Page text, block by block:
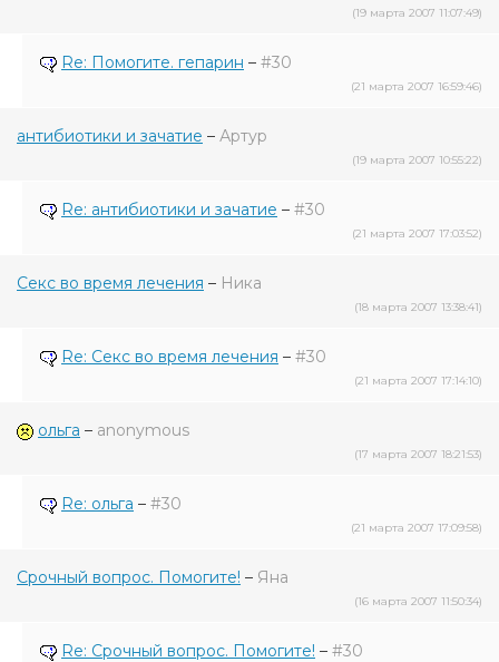
(19 марта 2007 11:07:49)
Re: Помогите. гепарин – #30
(21 марта 2007 16:59:46)
антибиотики и зачатие – Артур
(19 марта 2007 10:55:22)
Re: антибиотики и зачатие – #30
(21 марта 2007 17:03:52)
Секс во время лечения – Ника
(18 марта 2007 13:38:41)
Re: Секс во время лечения – #30
(21 марта 2007 17:14:10)
ольга – anonymous
(17 марта 2007 18:21:53)
Re: ольга – #30
(21 марта 2007 17:09:58)
Срочный вопрос. Помогите! – Яна
(16 марта 2007 11:50:34)
Re: Срочный вопрос. Помогите! – #30